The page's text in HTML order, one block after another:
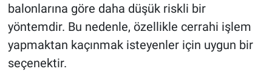
balonlarına göre daha düşük riskli bir
yöntemdir. Bu nedenle, özellikle cerrahi işlem
yapmaktan kaçınmak isteyenler için uygun bir
seçenektir.